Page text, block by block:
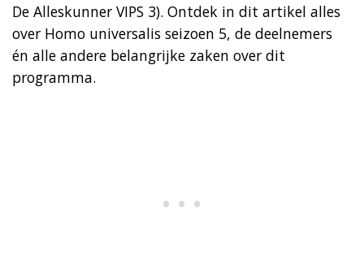
De Alleskunner VIPS 3). Ontdek in dit artikel alles
over Homo universalis seizoen 5, de deelnemers
én alle andere belangrijke zaken over dit
programma.